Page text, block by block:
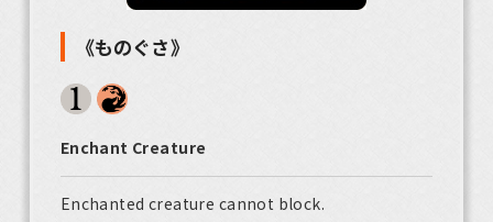
《ものぐさ》
Enchant Creature
Enchanted creature cannot block.